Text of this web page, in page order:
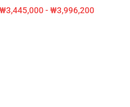
₩3,445,000 - ₩3,996,200